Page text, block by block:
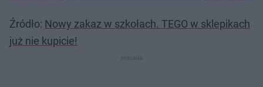
Źródło: Nowy zakaz w szkołach. TEGO w sklepikach
już nie kupicie!